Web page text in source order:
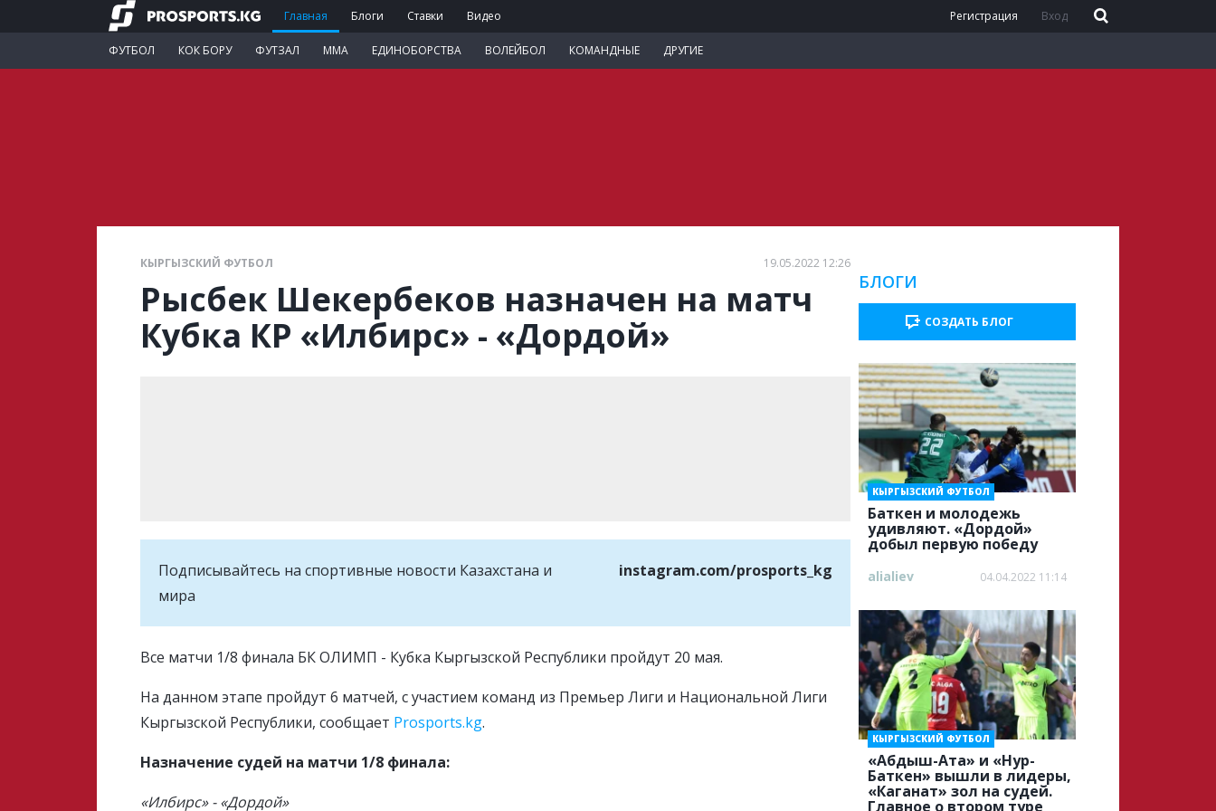
Главная Блоги Ставки Видео
ФУТБОЛ КОК БОРУ ФУТЗАЛ ММА ЕДИНОБОРСТВА ВОЛЕЙБОЛ КОМАНДНЫЕ ДРУГИЕ
Регистрация Вход
КЫРГЫЗСКИЙ ФУТБОЛ 19.05.2022 12:26
Рысбек Шекербеков назначен на матч
Кубка КР «Илбирс» - «Дордой»
Подписывайтесь на cпортивные новости Казахстана и
мира
instagram.com/prosports_kg
Все матчи 1/8 финала БК ОЛИМП - Кубка Кыргызской Республики пройдут 20 мая.
На данном этапе пройдут 6 матчей, с участием команд из Премьер Лиги и Национальной Лиги
Кыргызской Республики, сообщает Prosports.kg.
Назначение судей на матчи 1/8 финала:
«Илбирс» - «Дордой»
БЛОГИ
СОЗДАТЬ БЛОГ
Баткен и молодежь
удивляют. «Дордой»
добыл первую победу
КЫРГЫЗСКИЙ ФУТБОЛ
alialiev 04.04.2022 11:14
«Абдыш-Ата» и «Нур-
Баткен» вышли в лидеры,
«Каганат» зол на судей.
Главное о втором туре
КЫРГЫЗСКИЙ ФУТБОЛ